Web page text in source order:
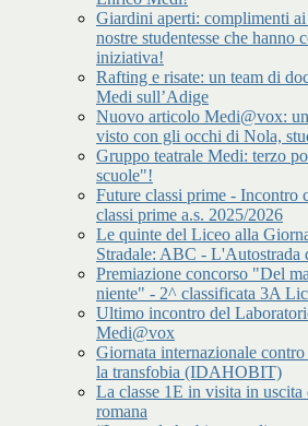
Giardini aperti: complimenti
nostre studentesse che hanno
iniziativa!
Rafting e risate: un team di
Medi sull’Adige
Nuovo articolo Medi@vox:
visto con gli occhi di Nola,
Gruppo teatrale Medi: terzo
scuole"!
Future classi prime - Incontro
classi prime a.s. 2025/2026
Le quinte del Liceo alla
Stradale: ABC - L'Autostrada
Premiazione concorso "Del
niente" - 2^ classificata 3A
Ultimo incontro del
Medi@vox
Giornata internazionale
la transfobia (IDAHOBIT)
La classe 1E in visita in uscita
romana